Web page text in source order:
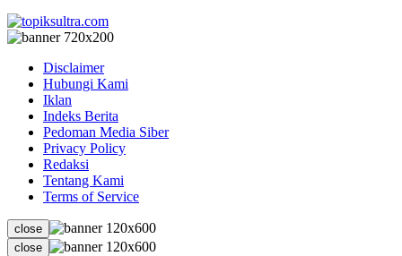
Disclaimer
Hubungi Kami
Iklan
Indeks Berita
Pedoman Media Siber
Privacy Policy
Redaksi
Tentang Kami
Terms of Service
close
close